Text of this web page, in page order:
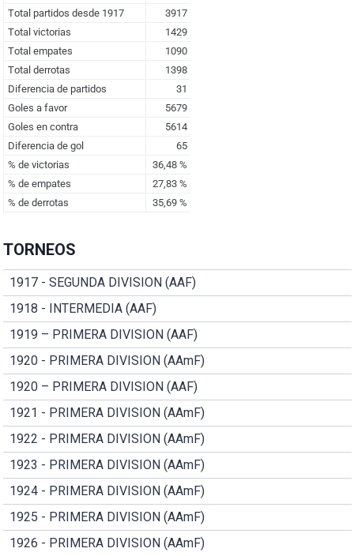
TORNEOS
1917 - SEGUNDA DIVISION (AAF)
1918 - INTERMEDIA (AAF)
1919 – PRIMERA DIVISION (AAF)
1920 - PRIMERA DIVISION (AAmF)
1920 – PRIMERA DIVISION (AAF)
1921 - PRIMERA DIVISION (AAmF)
1922 - PRIMERA DIVISION (AAmF)
1923 - PRIMERA DIVISION (AAmF)
1924 - PRIMERA DIVISION (AAmF)
1925 - PRIMERA DIVISION (AAmF)
1926 - PRIMERA DIVISION (AAmF)